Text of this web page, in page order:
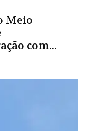
Meio
com...